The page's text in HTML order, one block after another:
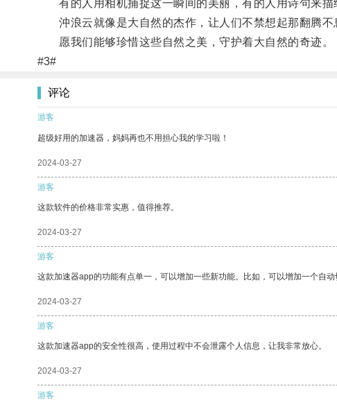
有的人用相机捕捉这一瞬间的美丽，有的人用诗句来描
沖浪云就像是大自然的杰作，让人们不禁想起那翻腾不
愿我们能够珍惜这些自然之美，守护着大自然的奇迹。
#3#
评论
游客
超级好用的加速器，妈妈再也不用担心我的学习啦！
2024-03-27
游客
这款软件的价格非常实惠，值得推荐。
2024-03-27
游客
这款加速器app的功能有点单一，可以增加一些新功能。比如，可以增加一个自
2024-03-27
游客
这款加速器app的安全性很高，使用过程中不会泄露个人信息，让我非常放心。
2024-03-27
游客